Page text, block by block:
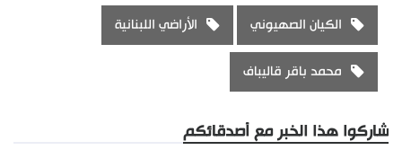
الكيان الصهيوني الأراضي اللبنانية
محمد باقر قاليباف
شاركوا هذا الخبر مع أصدقائكم